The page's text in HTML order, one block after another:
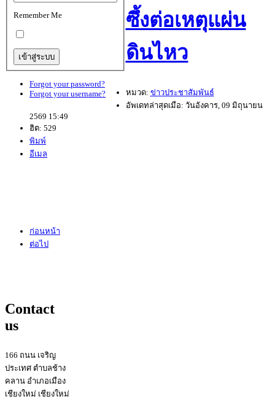
Remember Me
Forgot your password?
Forgot your username?
ซึ้งต่อเหตุแผ่น
ดินไหว
หมวด: ข่าวประชาสัมพันธ์
อัพเดทล่าสุดเมือ: วันอังคาร, 09 มิถุนายน
2569 15:49
ฮิต: 529
พิมพ์
อีเมล
ก่อนหน้า
ต่อไป
Contact
us
166 ถนน เจริญ
ประเทศ ตำบลช้าง
คลาน อำเภอเมือง
เชียงใหม่ เชียงใหม่